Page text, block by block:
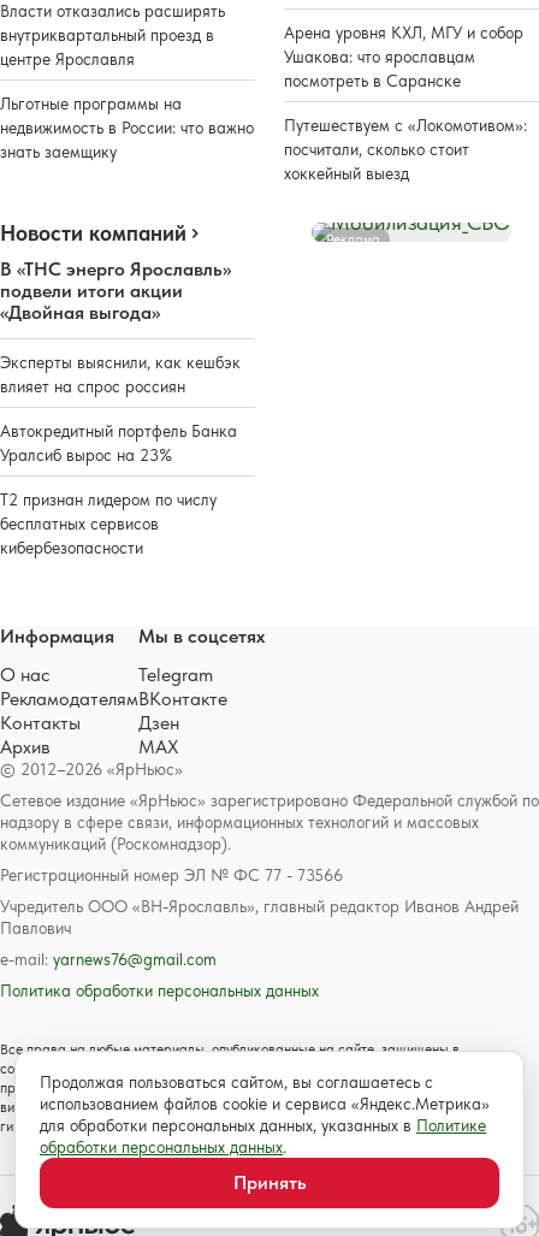
Власти отказались расширять
внутриквартальный проезд в
центре Ярославля
Льготные программы на
недвижимость в России: что важно
знать заемщику
Арена уровня КХЛ, МГУ и собор
Ушакова: что ярославцам
посмотреть в Саранске
Путешествуем с «Локомотивом»:
посчитали, сколько стоит
хоккейный выезд
Новости компаний
В «ТНС энерго Ярославль»
подвели итоги акции
«Двойная выгода»
Эксперты выяснили, как кешбэк
влияет на спрос россиян
Автокредитный портфель Банка
Уралсиб вырос на 23%
Т2 признан лидером по числу
бесплатных сервисов
кибербезопасности
Реклама
© 2012–2026 «ЯрНьюс»
Сетевое издание «ЯрНьюс» зарегистрировано Федеральной службой по
надзору в сфере связи, информационных технологий и массовых
коммуникаций (Роскомнадзор).
Регистрационный номер ЭЛ № ФС 77 - 73566
Учредитель ООО «ВН-Ярославль», главный редактор Иванов Андрей
Павлович
e-mail: yarnews76@gmail.com
Политика обработки персональных данных
Все права на любые материалы, опубликованные на сайте, защищены в
соответствии с российским и международным законодательством об авторском
праве и смежных правах. Любое использование текстовых, фото, аудио и
видеоматериалов возможно только с согласия правообладателя с обязательной
гиперссылкой на сайт https://www.yarnews.net; Для детей старше 16 лет.
Информация
О нас
Рекламодателям
Контакты
Архив
Мы в соцсетях
Telegram
ВКонтакте
Дзен
MAX
Продолжая пользоваться сайтом, вы соглашаетесь с
использованием файлов cookie и сервиса «Яндекс.Метрика»
для обработки персональных данных, указанных в Политике
обработки персональных данных.
Принять